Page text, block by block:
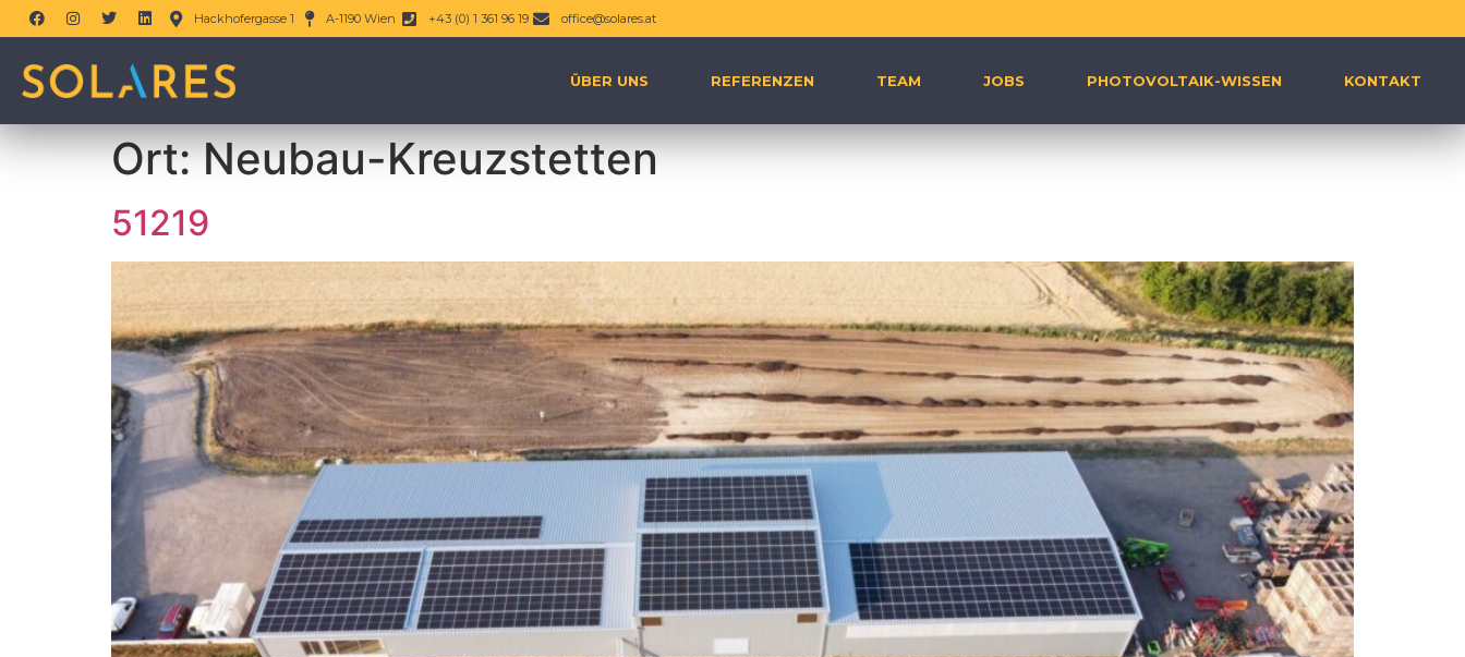
Hackhofergasse 1 A-1190 Wien +43 (0) 1 361 96 19 office@solares.at
ÜBER UNS REFERENZEN TEAM JOBS PHOTOVOLTAIK-WISSEN KONTAKT
Ort:Neubau-Kreuzstetten
51219